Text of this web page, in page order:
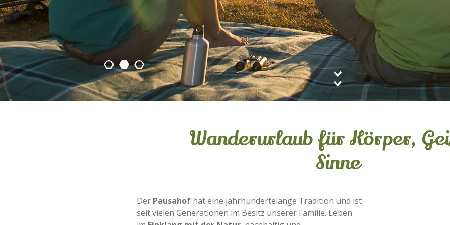
Wanderurlaub für Körper,
Sinne
Der Pausahof hat eine jahrhundertelange Tradition und ist
seit vielen Generationen im Besitz unserer Familie. Leben